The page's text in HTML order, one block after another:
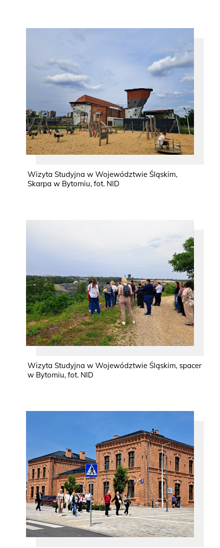
Wizyta Studyjna w Województwie Śląskim,
Skarpa w Bytomiu, fot. NID
Wizyta Studyjna w Województwie Śląskim, spacer
w Bytomiu, fot. NID